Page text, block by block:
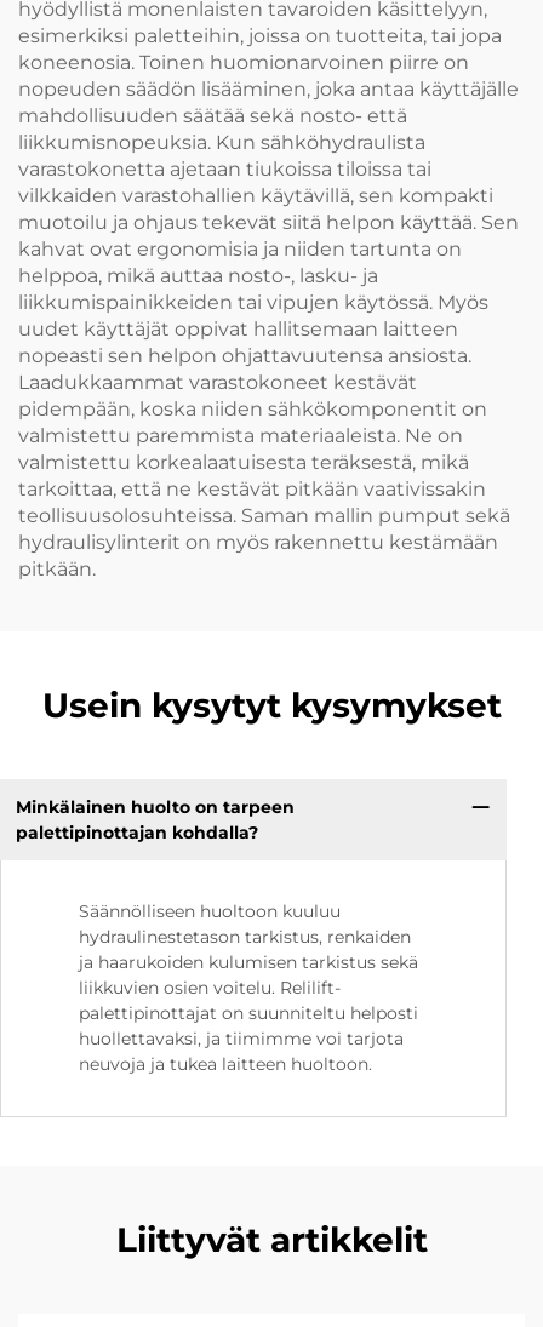
hyödyllistä monenlaisten tavaroiden käsittelyyn,
esimerkiksi paletteihin, joissa on tuotteita, tai jopa
koneenosia. Toinen huomionarvoinen piirre on
nopeuden säädön lisääminen, joka antaa käyttäjälle
mahdollisuuden säätää sekä nosto- että
liikkumisnopeuksia. Kun sähköhydraulista
varastokonetta ajetaan tiukoissa tiloissa tai
vilkkaiden varastohallien käytävillä, sen kompakti
muotoilu ja ohjaus tekevät siitä helpon käyttää. Sen
kahvat ovat ergonomisia ja niiden tartunta on
helppoa, mikä auttaa nosto-, lasku- ja
liikkumispainikkeiden tai vipujen käytössä. Myös
uudet käyttäjät oppivat hallitsemaan laitteen
nopeasti sen helpon ohjattavuutensa ansiosta.
Laadukkaammat varastokoneet kestävät
pidempään, koska niiden sähkökomponentit on
valmistettu paremmista materiaaleista. Ne on
valmistettu korkealaatuisesta teräksestä, mikä
tarkoittaa, että ne kestävät pitkään vaativissakin
teollisuusolosuhteissa. Saman mallin pumput sekä
hydraulisylinterit on myös rakennettu kestämään
pitkään.
Usein kysytyt kysymykset
Minkälainen huolto on tarpeen
palettipinottajan kohdalla?
Säännölliseen huoltoon kuuluu
hydraulinestetason tarkistus, renkaiden
ja haarukoiden kulumisen tarkistus sekä
liikkuvien osien voitelu. Relilift-
palettipinottajat on suunniteltu helposti
huollettavaksi, ja tiimimme voi tarjota
neuvoja ja tukea laitteen huoltoon.
Liittyvät artikkelit